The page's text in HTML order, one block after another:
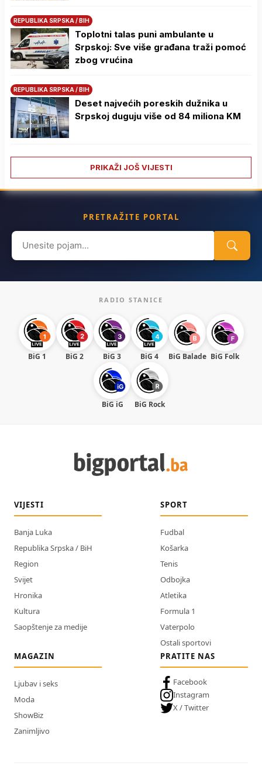
REPUBLIKA SRPSKA / BIH
Toplotni talas puni ambulante u
Srpskoj: Sve više građana traži pomoć
zbog vrućina
REPUBLIKA SRPSKA / BIH
Deset najvećih poreskih dužnika u
Srpskoj duguju više od 84 miliona KM
PRIKAŽI JOŠ VIJESTI
PRETRAŽITE PORTAL
Search
for:
RADIO STANICE
BiG 1 BiG 2 BiG 3 BiG 4 BiG Balade BiG Folk
BiG iG BiG Rock
VIJESTI
Banja Luka
Republika Srpska / BiH
Region
Svijet
Hronika
Kultura
Saopštenje za medije
SPORT
Fudbal
Košarka
Tenis
Odbojka
Atletika
Formula 1
Vaterpolo
Ostali sportovi
MAGAZIN
Ljubav i seks
Moda
ShowBiz
Zanimljivo
PRATITE NAS
Facebook
Instagram
X / Twitter